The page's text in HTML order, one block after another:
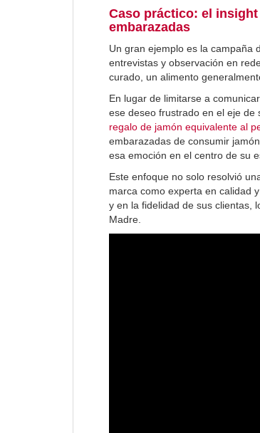
Caso práctico: el
embarazadas
Un gran ejemplo es la campaña
entrevistas y observación en
curado, un alimento
En lugar de limitarse a
ese deseo frustrado en el eje de
regalo de jamón equivalente al
embarazadas de consumir
esa emoción en el centro de su
Este enfoque no solo resolvió
marca como experta en calidad
y en la fidelidad de sus clientas,
Madre.